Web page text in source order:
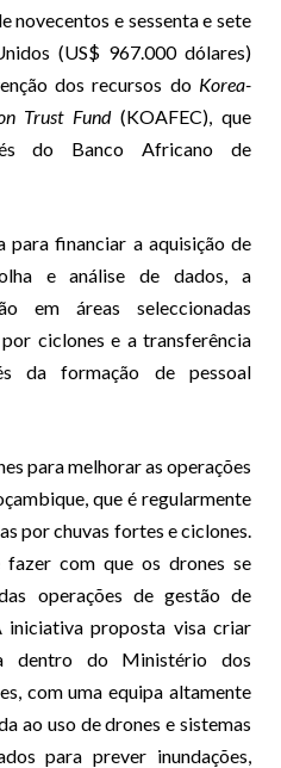
novecentos e sessenta e sete
(US$ 967.000 dólares)
dos recursos do Korea-
Trust Fund(KOAFEC), que
do Banco Africano de
para financiar a aquisição de
e análise de dados, a
em áreas seleccionadas
ciclones e a transferência
da formação de pessoal
para melhorar as operações
que é regularmente
por chuvas fortes e ciclones.
com que os drones se
operações de gestão de
iniciativa proposta visa criar
dentro do Ministério dos
com uma equipa altamente
ao uso de drones e sistemas
para prever inundações,